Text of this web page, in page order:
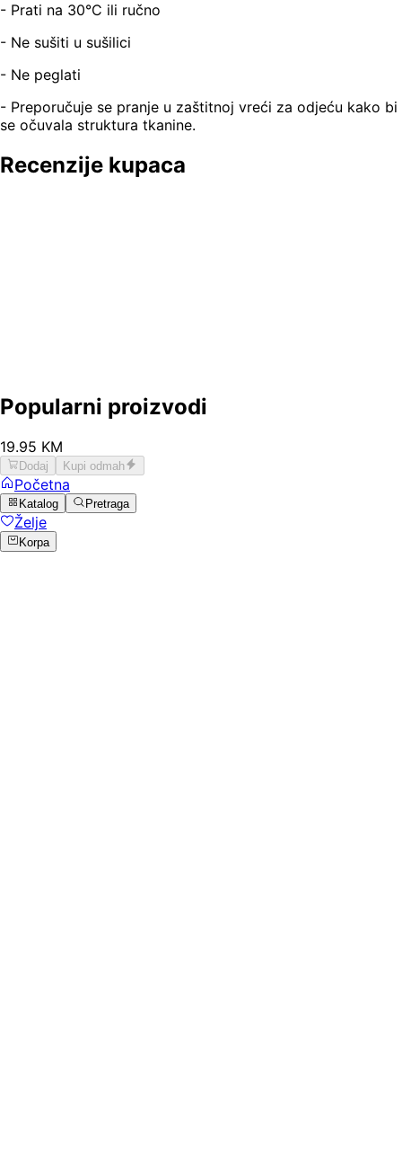
- Prati na 30°C ili ručno
- Ne sušiti u sušilici
- Ne peglati
- Preporučuje se pranje u zaštitnoj vreći za odjeću kako bi
se očuvala struktura tkanine.
Recenzije kupaca
Popularni proizvodi
19.95 KM
Dodaj Kupi odmah
Početna
Katalog Pretraga
Želje
Korpa